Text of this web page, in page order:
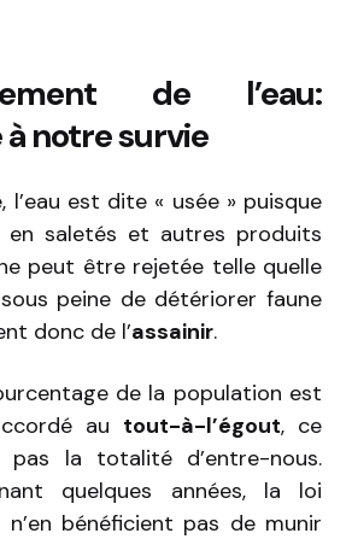
de l’eau:
notre survie
l’eau est dite « usée » puisque
en saletés et autres produits
peut être rejetée telle quelle
peine de détériorer faune
donc de l’assainir.
de la population est
au tout-à-l’égout, ce
pas la totalité d’entre-nous.
quelques années, la loi
bénéficient pas de munir